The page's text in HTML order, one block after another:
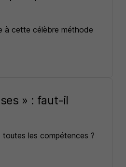
à cette célèbre méthode
» : faut-il
les compétences ?